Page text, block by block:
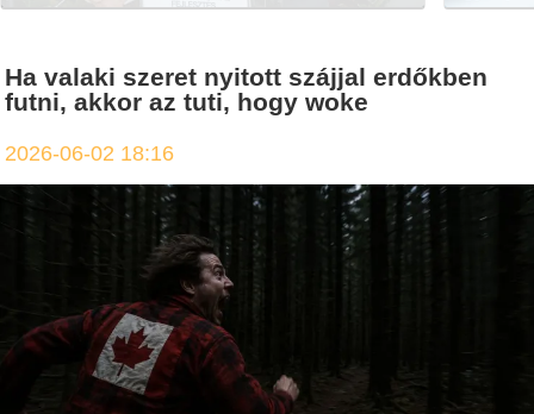
Ha valaki szeret nyitott szájjal erdőkben
futni, akkor az tuti, hogy woke
2026-06-02 18:16